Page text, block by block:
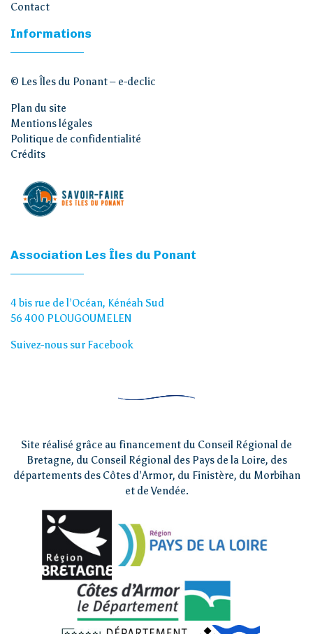
Contact
Informations
© Les Îles du Ponant – e-declic
Plan du site
Mentions légales
Politique de confidentialité
Crédits
Association Les Îles du Ponant
4 bis rue de l’Océan, Kénéah Sud
56 400 PLOUGOUMELEN
Suivez-nous sur Facebook
Site réalisé grâce au financement du Conseil Régional de
Bretagne, du Conseil Régional des Pays de la Loire, des
départements des Côtes d’Armor, du Finistère, du Morbihan
et de Vendée.